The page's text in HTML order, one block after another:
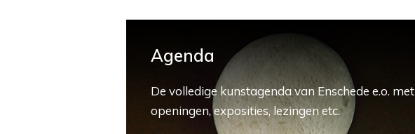
Agenda
De volledige kunstagenda van Enschede e.o. met
openingen, exposities, lezingen etc.